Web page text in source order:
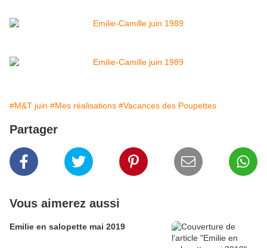
#M&T juin #Mes réalisations #Vacances des Poupettes
Partager
Vous aimerez aussi
Emilie en salopette mai 2019